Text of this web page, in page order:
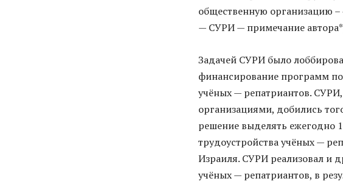
общественную организацию
— СУРИ — примечание
Задачей СУРИ было
финансирование программ
учёных — репатриантов.
организациями, добились
решение выделять ежегодно
трудоустройства учёных —
Израиля. СУРИ реализовал и
учёных — репатриантов, в